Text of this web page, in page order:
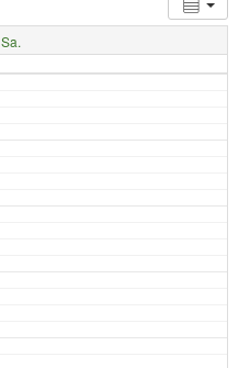
Sa.